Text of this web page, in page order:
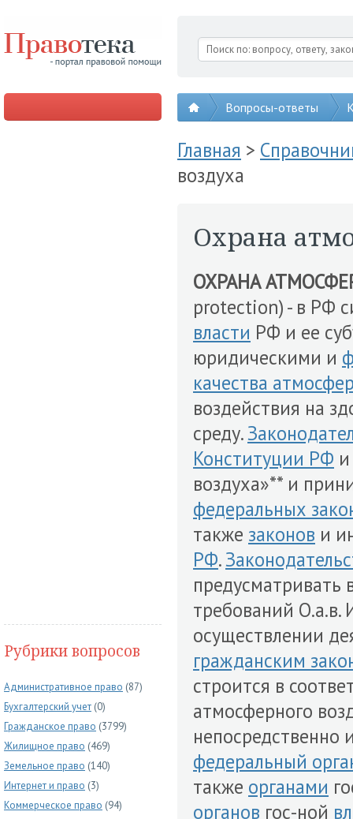
Вопросы-ответы
Рубрики вопросов
Административное право (87)
Бухгалтерский учет (0)
Гражданское право (3799)
Жилищное право (469)
Земельное право (140)
Интернет и право (3)
Коммерческое право (94)
Главная >
воздуха
Охрана
ОХРАНА
protection) - в РФ
власти РФ и ее
юридическими и
качества
воздействия на
среду.
Конституции РФ
воздуха»** и
федеральных
также законов и
РФ.
предусматривать
требований
осуществлении
гражданским
строится в
атмосферного
непосредственно
федеральный
также органами
органов гос-ной